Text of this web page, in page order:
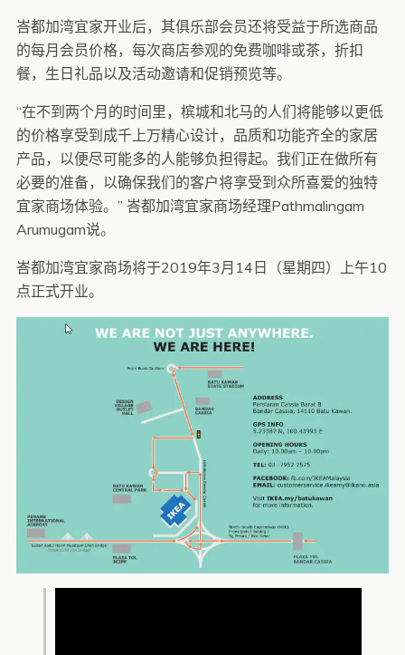
峇都加湾宜家开业后，其俱乐部会员还将受益于所选商品
的每月会员价格，每次商店参观的免费咖啡或茶，折扣
餐，生日礼品以及活动邀请和促销预览等。
“在不到两个月的时间里，槟城和北马的人们将能够以更低
的价格享受到成千上万精心设计，品质和功能齐全的家居
产品，以便尽可能多的人能够负担得起。我们正在做所有
必要的准备，以确保我们的客户将享受到众所喜爱的独特
宜家商场体验。” 峇都加湾宜家商场经理Pathmalingam
Arumugam说。
峇都加湾宜家商场将于2019年3月14日（星期四）上午10
点正式开业。